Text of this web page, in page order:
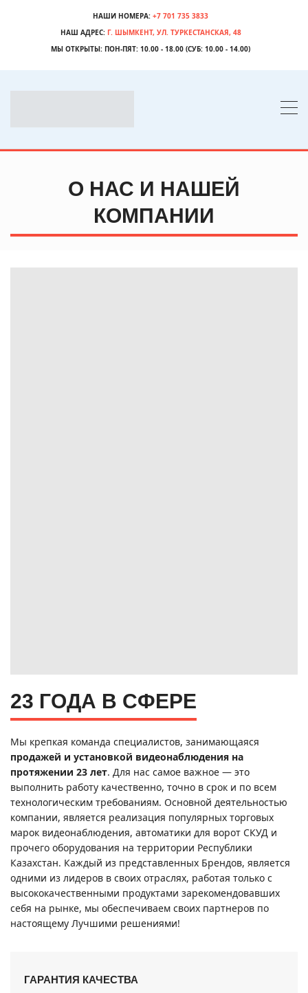
НАШИ НОМЕРА: +7 701 735 3833
НАШ АДРЕС: Г. ШЫМКЕНТ, УЛ. ТУРКЕСТАНСКАЯ, 48
МЫ ОТКРЫТЫ: ПОН-ПЯТ: 10.00 - 18.00 (СУБ: 10.00 - 14.00)
О НАС И НАШЕЙ
КОМПАНИИ
23 ГОДА В СФЕРЕ
Мы крепкая команда специалистов, занимающаяся
продажей и установкой видеонаблюдения на
протяжении 23 лет. Для нас самое важное — это
выполнить работу качественно, точно в срок и по всем
технологическим требованиям. Основной деятельностью
компании, является реализация популярных торговых
марок видеонаблюдения, автоматики для ворот СКУД и
прочего оборудования на территории Республики
Казахстан. Каждый из представленных Брендов, является
одними из лидеров в своих отраслях, работая только с
высококачественными продуктами зарекомендовавших
себя на рынке, мы обеспечиваем своих партнеров по
настоящему Лучшими решениями!
ГАРАНТИЯ КАЧЕСТВА